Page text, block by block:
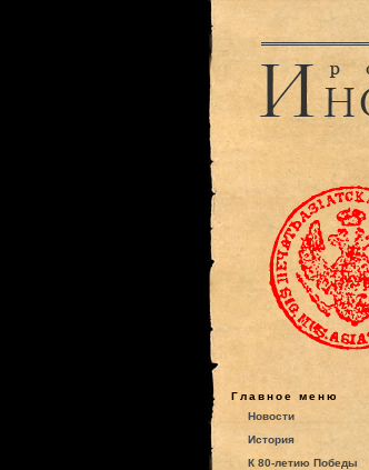
Главное меню
Новости
История
К 80-летию Победы